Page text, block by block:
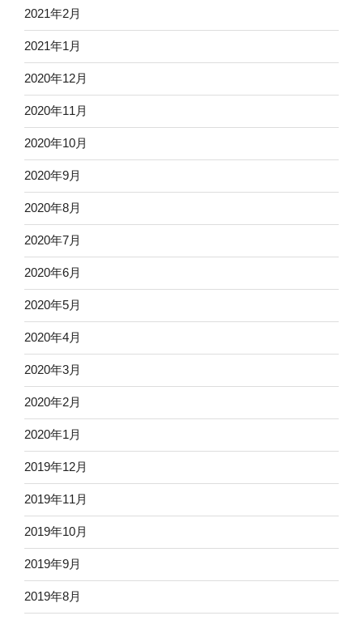
2021年2月
2021年1月
2020年12月
2020年11月
2020年10月
2020年9月
2020年8月
2020年7月
2020年6月
2020年5月
2020年4月
2020年3月
2020年2月
2020年1月
2019年12月
2019年11月
2019年10月
2019年9月
2019年8月